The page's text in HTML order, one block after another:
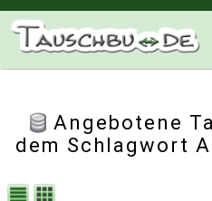
Angebotene
dem Schlagwort